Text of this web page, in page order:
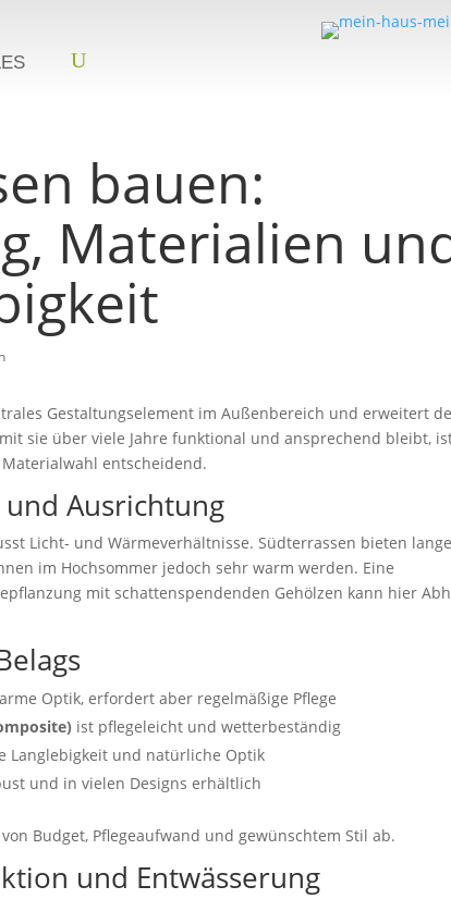
bauen:
Materialien
Gestaltungselement im Außenbereich und erweitert
sie über viele Jahre funktional und ansprechend bleibt,
entscheidend.
Ausrichtung
Licht- und Wärmeverhältnisse. Südterrassen bieten lange
im Hochsommer jedoch sehr warm werden. Eine
mit schattenspendenden Gehölzen kann hier
Optik, erfordert aber regelmäßige Pflege
ist pflegeleicht und wetterbeständig
Langlebigkeit und natürliche Optik
und in vielen Designs erhältlich
Budget, Pflegeaufwand und gewünschtem Stil ab.
und Entwässerung